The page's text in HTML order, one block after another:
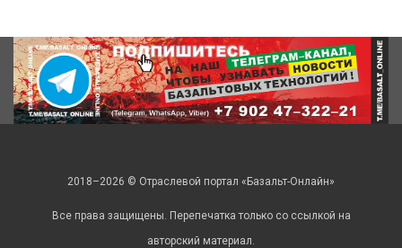
2018–2026 © Отраслевой портал «Базальт-Онлайн»
Все права защищены. Перепечатка только со ссылкой на
авторский материал.